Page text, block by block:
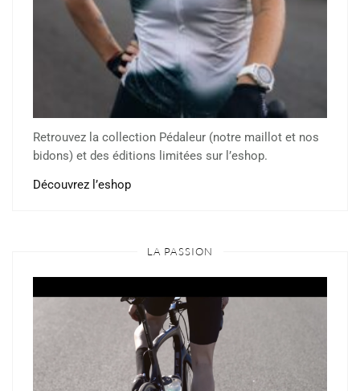
Retrouvez la collection Pédaleur (notre maillot et nos
bidons) et des éditions limitées sur l’eshop.
Découvrez l’eshop
LA PASSION